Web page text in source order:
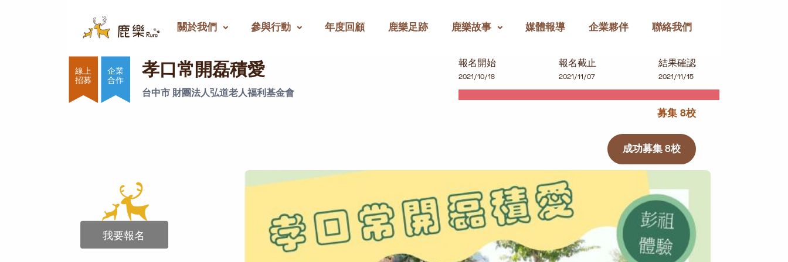
關於我們 參與行動 年度回顧 鹿樂足跡 鹿樂故事 媒體報導 企業夥伴 聯絡我們
孝口常開磊積愛
企業
合作
孝口常開磊積愛
台中市 財團法人弘道老人福利基金會
報名開始
2021/10/18
報名截止
2021/11/07
結果確認
2021/11/15
募集 8校
成功募集 8校